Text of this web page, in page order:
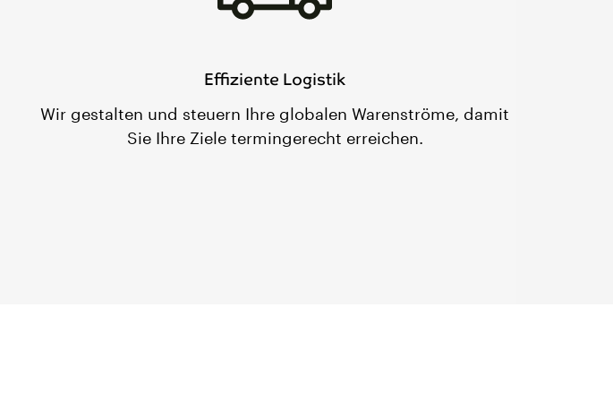
Effiziente Logistik
Wir gestalten und steuern Ihre globalen Warenströme, damit
Sie Ihre Ziele termingerecht erreichen.